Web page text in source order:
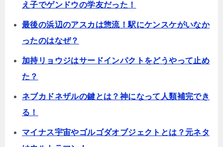
え子でゲンドウの学友だった！
最後の浜辺のアスカは惣流！駅にケンスケがいなか
ったのはなぜ？
加持リョウジはサードインパクトをどうやって止め
た？
ネブカドネザルの鍵とは？神になって人類補完でき
る！
マイナス宇宙やゴルゴダオブジェクトとは？元ネタ